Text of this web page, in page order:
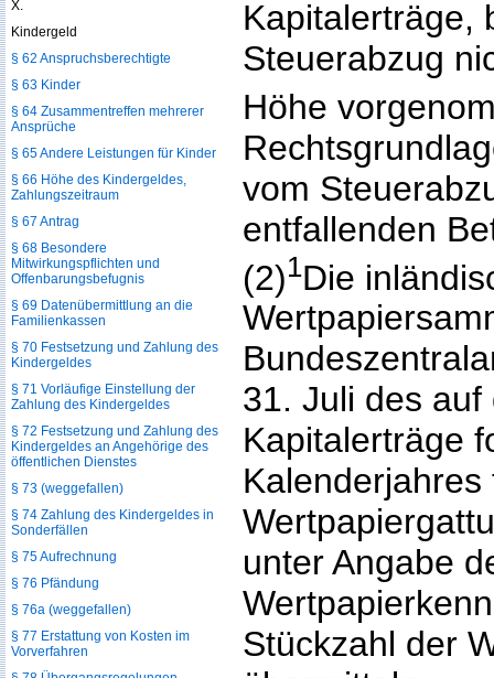
Kapitalerträge,
Steuerabzug
Höhe
vom
entfallenden
(2)1Die
31. Juli des
Kapitalerträge
unter Angabe
Stückzahl der
X.
Kindergeld
§ 62 Anspruchsberechtigte
§ 63 Kinder
§ 64 Zusammentreffen mehrerer
Ansprüche
§ 65 Andere Leistungen für Kinder
§ 66 Höhe des Kindergeldes,
Zahlungszeitraum
§ 67 Antrag
§ 68 Besondere
Mitwirkungspflichten und
Offenbarungsbefugnis
§ 69 Datenübermittlung an die
Familienkassen
§ 70 Festsetzung und Zahlung des
Kindergeldes
§ 71 Vorläufige Einstellung der
Zahlung des Kindergeldes
§ 72 Festsetzung und Zahlung des
Kindergeldes an Angehörige des
öffentlichen Dienstes
§ 73 (weggefallen)
§ 74 Zahlung des Kindergeldes in
Sonderfällen
§ 75 Aufrechnung
§ 76 Pfändung
§ 76a (weggefallen)
§ 77 Erstattung von Kosten im
Vorverfahren